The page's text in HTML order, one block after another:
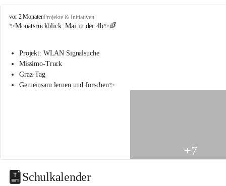
V
o
s
s
c
i
t
a
vor 2 MonatenProjekte & Initiativen
✨Monatsrückblick: Mai in der 4b✨🌈
Projekt: WLAN Signalsuche
Missimo-Truck
Graz-Tag
Gemeinsam lernen und forschen✨
+7
Schulkalender